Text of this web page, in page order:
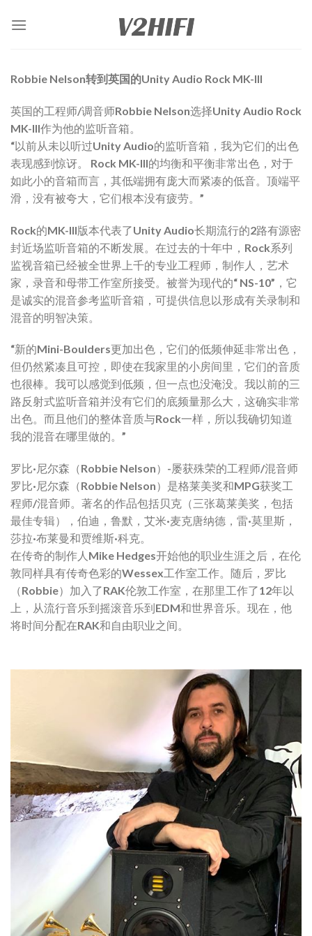
Robbie Nelson转到英国的Unity Audio Rock MK-III
英国的工程师/调音师Robbie Nelson选择Unity Audio Rock
MK-III作为他的监听音箱。
“以前从未以听过Unity Audio的监听音箱，我为它们的出色
表现感到惊讶。 Rock MK-III的均衡和平衡非常出色，对于
如此小的音箱而言，其低端拥有庞大而紧凑的低音。顶端平
滑，没有被夸大，它们根本没有疲劳。”
Rock的MK-III版本代表了Unity Audio长期流行的2路有源密
封近场监听音箱的不断发展。在过去的十年中，Rock系列
监视音箱已经被全世界上千的专业工程师，制作人，艺术
家，录音和母带工作室所接受。被誉为现代的“ NS-10”，它
是诚实的混音参考监听音箱，可提供信息以形成有关录制和
混音的明智决策。
“新的Mini-Boulders更加出色，它们的低频伸延非常出色，
但仍然紧凑且可控，即使在我家里的小房间里，它们的音质
也很棒。我可以感觉到低频，但一点也没淹没。我以前的三
路反射式监听音箱并没有它们的底频量那么大，这确实非常
出色。而且他们的整体音质与Rock一样，所以我确切知道
我的混音在哪里做的。”
罗比·尼尔森（Robbie Nelson）-屡获殊荣的工程师/混音师
罗比·尼尔森（Robbie Nelson）是格莱美奖和MPG获奖工
程师/混音师。著名的作品包括贝克（三张葛莱美奖，包括
最佳专辑），伯迪，鲁默，艾米·麦克唐纳德，雷·莫里斯，
莎拉·布莱曼和贾维斯·科克。
在传奇的制作人Mike Hedges开始他的职业生涯之后，在伦
敦同样具有传奇色彩的Wessex工作室工作。随后，罗比
（Robbie）加入了RAK伦敦工作室，在那里工作了12年以
上，从流行音乐到摇滚音乐到EDM和世界音乐。现在，他
将时间分配在RAK和自由职业之间。